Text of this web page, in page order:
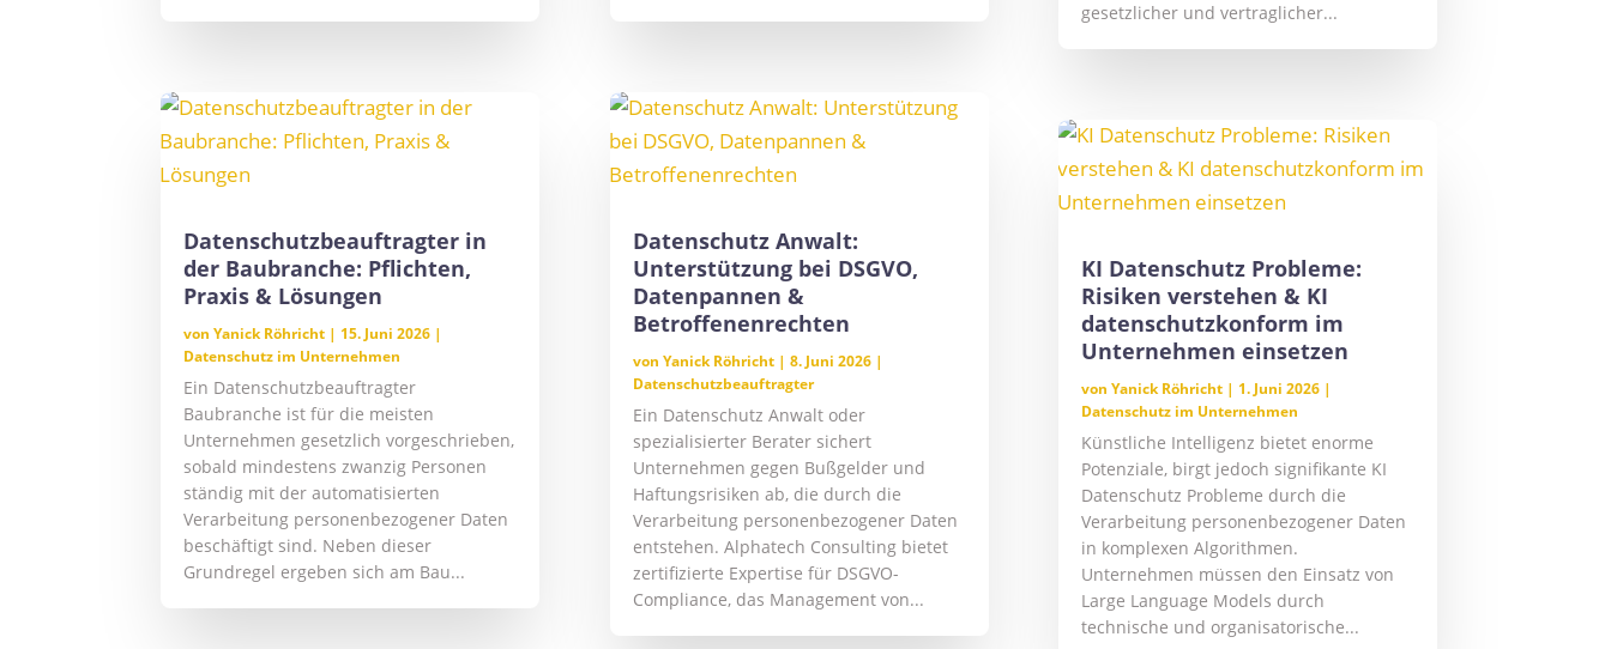
Datenschutzbeauftragter in
der Baubranche: Pflichten,
Praxis & Lösungen
vonYanick Röhricht | 15. Juni 2026 |
Datenschutz im Unternehmen
Ein Datenschutzbeauftragter
Baubranche ist für die meisten
Unternehmen gesetzlich vorgeschrieben,
sobald mindestens zwanzig Personen
ständig mit der automatisierten
Verarbeitung personenbezogener Daten
beschäftigt sind. Neben dieser
Grundregel ergeben sich am Bau...
Datenschutz Anwalt:
Unterstützung bei DSGVO,
Datenpannen &
Betroffenenrechten
von Yanick Röhricht| 8. Juni 2026|
Datenschutzbeauftragter
Ein Datenschutz Anwalt oder
spezialisierter Berater sichert
Unternehmen gegen Bußgelder und
Haftungsrisiken ab, die durch die
Verarbeitung personenbezogener Daten
entstehen. Alphatech Consulting bietet
zertifizierte Expertise für DSGVO-
Compliance, das Management von...
gesetzlicher und vertraglicher...
KI Datenschutz Probleme:
Risiken verstehen & KI
datenschutzkonform im
Unternehmen einsetzen
vonYanick Röhricht | 1. Juni 2026 |
Datenschutz im Unternehmen
Künstliche Intelligenz bietet enorme
Potenziale, birgt jedoch signifikante KI
Datenschutz Probleme durch die
Verarbeitung personenbezogener Daten
in komplexen Algorithmen.
Unternehmen müssen den Einsatz von
Large Language Models durch
technische und organisatorische...